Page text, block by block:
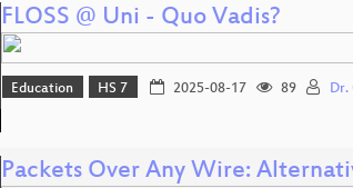
FLOSS @ Uni - Quo Vadis?
Education HS 7 2025-08-17 89 Dr.
Packets Over Any Wire: